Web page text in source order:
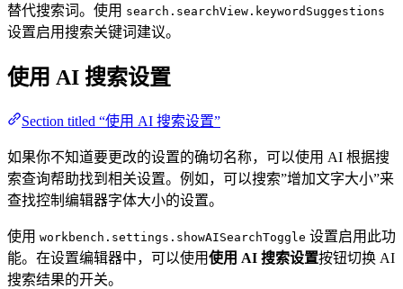
替代搜索词。使用 search.searchView.keywordSuggestions
设置启用搜索关键词建议。
使用 AI 搜索设置
Section titled “使用 AI 搜索设置”
如果你不知道要更改的设置的确切名称，可以使用 AI 根据搜
索查询帮助找到相关设置。例如，可以搜索”增加文字大小”来
查找控制编辑器字体大小的设置。
使用 workbench.settings.showAISearchToggle 设置启用此功
能。在设置编辑器中，可以使用使用 AI 搜索设置按钮切换 AI
搜索结果的开关。